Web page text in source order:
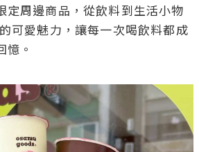
定周邊商品，從飲料到生活小物
可愛魅力，讓每一次喝飲料都成
憶。